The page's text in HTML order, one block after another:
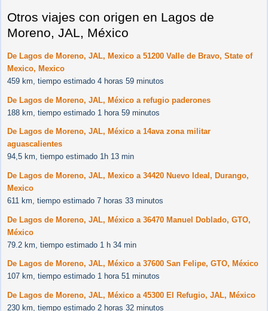
Otros viajes con origen en Lagos de
Moreno, JAL, México
De Lagos de Moreno, JAL, Mexico a 51200 Valle de Bravo, State of
Mexico, Mexico
459 km, tiempo estimado 4 horas 59 minutos
De Lagos de Moreno, JAL, México a refugio paderones
188 km, tiempo estimado 1 hora 59 minutos
De Lagos de Moreno, JAL, México a 14ava zona militar
aguascalientes
94,5 km, tiempo estimado 1h 13 min
De Lagos de Moreno, JAL, Mexico a 34420 Nuevo Ideal, Durango,
Mexico
611 km, tiempo estimado 7 horas 33 minutos
De Lagos de Moreno, JAL, México a 36470 Manuel Doblado, GTO,
México
79.2 km, tiempo estimado 1 h 34 min
De Lagos de Moreno, JAL, México a 37600 San Felipe, GTO, México
107 km, tiempo estimado 1 hora 51 minutos
De Lagos de Moreno, JAL, México a 45300 El Refugio, JAL, México
230 km, tiempo estimado 2 horas 32 minutos